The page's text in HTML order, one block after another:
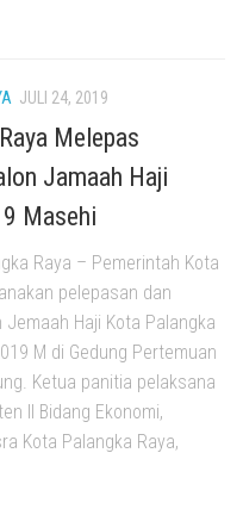
JULI 24, 2019
Melepas
Jamaah Haji
Masehi
Raya – Pemerintah Kota
pelepasan dan
Haji Kota Palangka
M di Gedung Pertemuan
Ketua panitia pelaksana
II Bidang Ekonomi,
Kota Palangka Raya,